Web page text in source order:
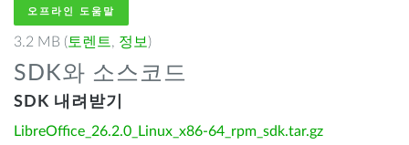
오프라인 도움말
3.2 MB ( 토렌트, 정보 )
SDK와 소스코드
SDK 내려받기
LibreOffice_26.2.0_Linux_x86-64_rpm_sdk.tar.gz